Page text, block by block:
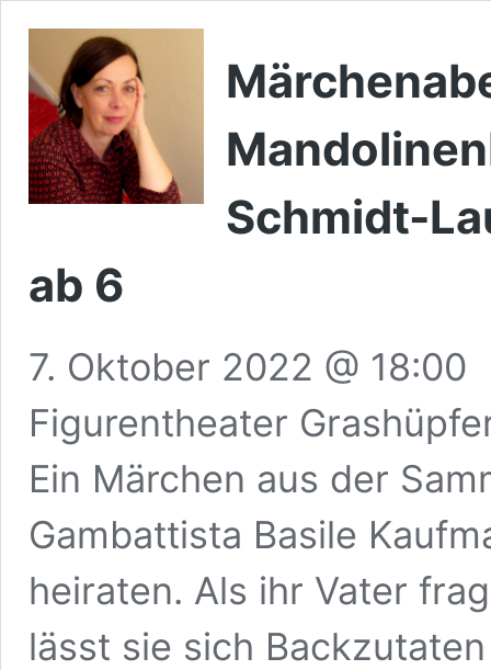
Schmidt-
ab 6
7. Oktober 2022 @ 18:00
Figurentheater
Ein Märchen aus der
Gambattista Basile
heiraten. Als ihr Vater
lässt sie sich